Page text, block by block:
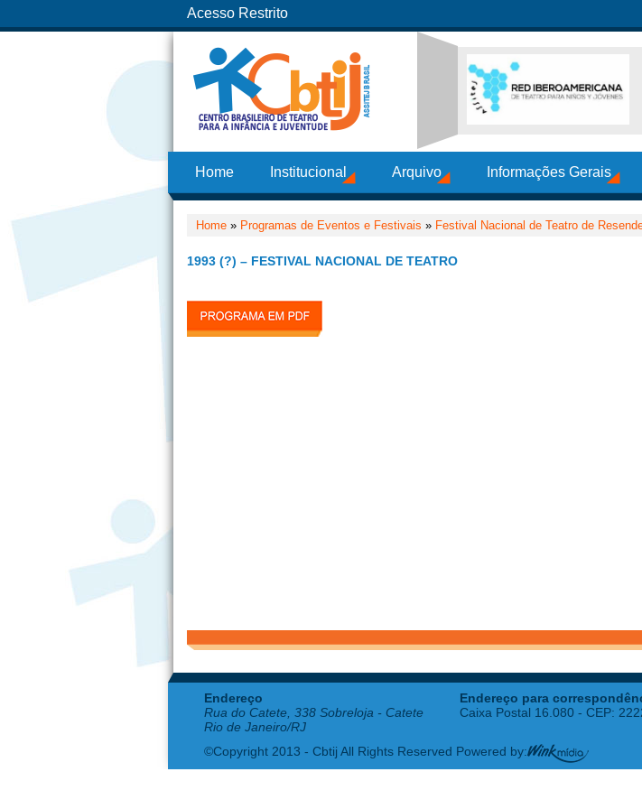
Acesso Restrito
Home Institucional Arquivo Informações Gerais
Home » Programas de Eventos e Festivais » Festival Nacional de Teatro de
1993 (?) – FESTIVAL NACIONAL DE TEATRO
Endereço
Rua do Catete, 338 Sobreloja - Catete
Rio de Janeiro/RJ
Endereço para
Caixa Postal 16.080 - CEP:
©Copyright 2013 - Cbtij All Rights Reserved Powered by: